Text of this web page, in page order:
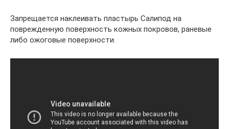
Запрещается наклеивать пластырь Салипод на
поврежденную поверхность кожных покровов, раневые
либо ожоговые поверхности.